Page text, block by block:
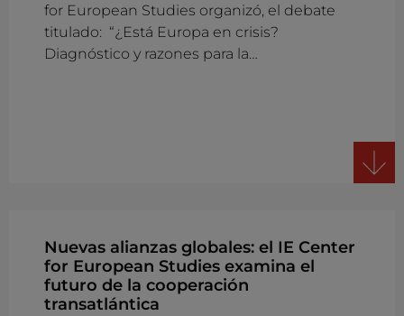
for European Studies organizó, el debate
titulado: “¿Está Europa en crisis?
Diagnóstico y razones para la…
Nuevas alianzas globales: el IE Center
for European Studies examina el
futuro de la cooperación
transatlántica